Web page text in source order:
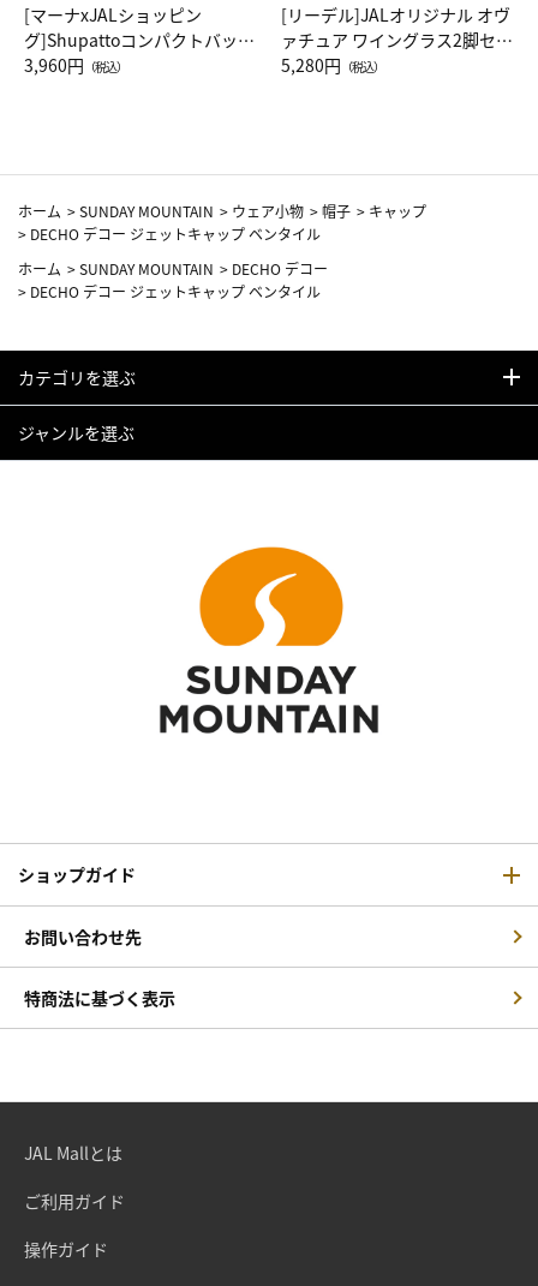
[マーナxJALショッピン
グ]Shupattoコンパクトバッグ
Drop JAL客室乗務員（LC）ス
3,960円 （税込）
[リーデル]JALオリジナル オヴ
ァチュア ワイングラス2脚セッ
ト（レッドワイン）
5,280円 （税込）
ホーム >SUNDAY MOUNTAIN > ウェア小物 >帽子 > キャップ
> DECHO デコー ジェットキャップ ベンタイル
ホーム >SUNDAY MOUNTAIN > DECHO デコー
> DECHO デコー ジェットキャップ ベンタイル
カテゴリを選ぶ
ジャンルを選ぶ
ショップガイド
お問い合わせ先
特商法に基づく表示
JAL Mallとは
ご利用ガイド
操作ガイド